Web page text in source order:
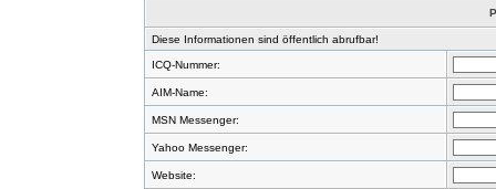
Diese Informationen sind öffentlich abrufbar!
ICQ-Nummer:
AIM-Name:
MSN Messenger:
Yahoo Messenger:
Website: